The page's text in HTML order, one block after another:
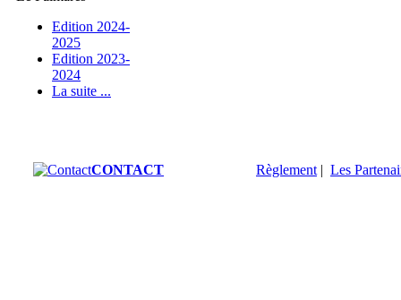
Edition 2024-
2025
Edition 2023-
2024
La suite ...
CONTACT Règlement | Les